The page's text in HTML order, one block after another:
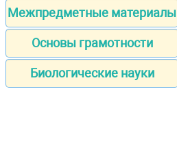
Межпредметные материалы
Основы грамотности
Биологические науки